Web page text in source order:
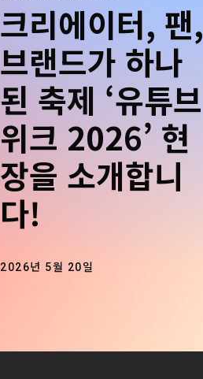
크리에이터, 팬,
브랜드가 하나
된 축제 ‘유튜브
위크 2026’ 현
장을 소개합니
다!
2026년 5월 20일